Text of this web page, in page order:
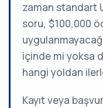
zaman standart
soru, $100,000
içinde mi yoksa
hangi yoldan
Kayıt veya